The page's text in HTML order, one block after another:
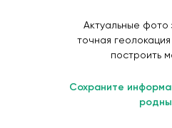
Актуальные фото
точная
построить
Сохраните